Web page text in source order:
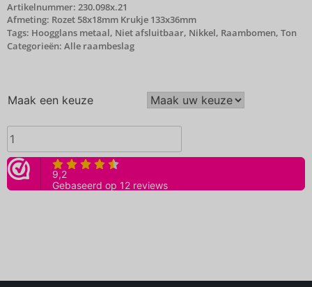
Artikelnummer: 230.098x.21
Afmeting: Rozet 58x18mm Krukje 133x36mm
Tags: Hoogglans metaal, Niet afsluitbaar, Nikkel, Raambomen, Ton
Categorieën: Alle raambeslag
Maak een keuze